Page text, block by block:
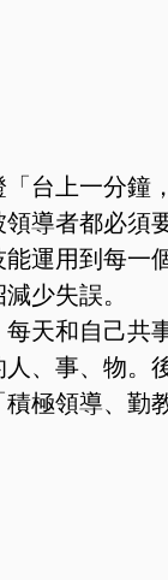
台上一分鐘
導者都必須
運用到每一
少失誤。
每天和自己
、事、物。
極領導、勤